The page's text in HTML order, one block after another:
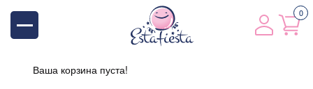
0
Ваша корзина пуста!